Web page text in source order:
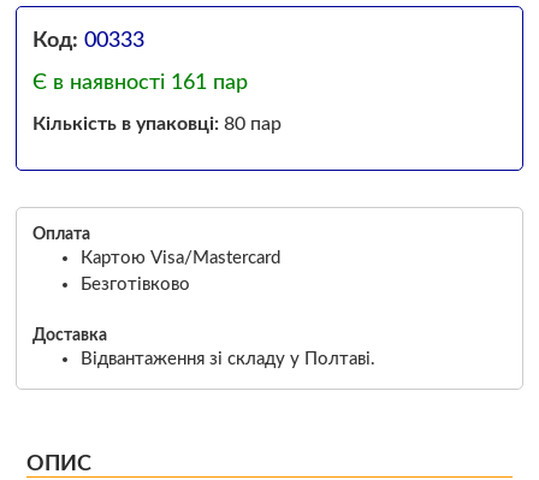
Код: 00333
Є в наявності 161 пар
Кількість в упаковці:80 пар
Оплата
Картою Visa/Mastercard
Безготівково
Доставка
Відвантаження зі складу у Полтаві.
ОПИС